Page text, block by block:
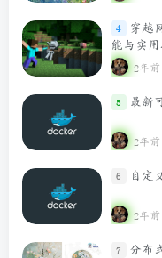
4
穿越
能与实用
2年前
5 最新
2年前
6 自定
2年前
7 分布